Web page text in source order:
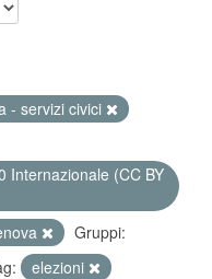
- servizi civici
Internazionale (CC BY
Gruppi:
elezioni